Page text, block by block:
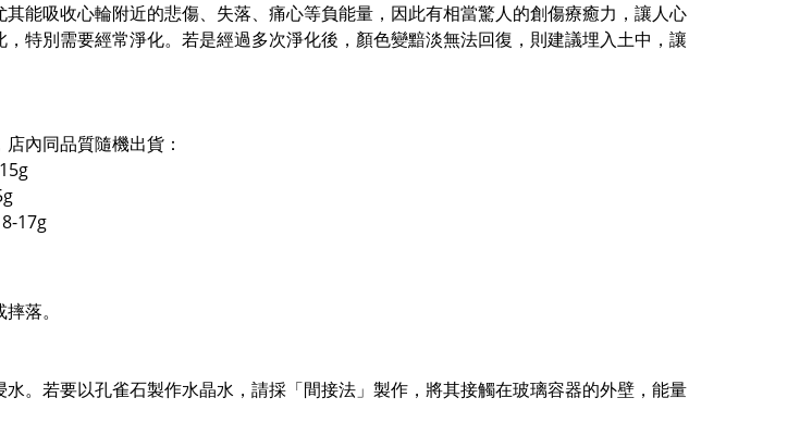
能吸收心輪附近的悲傷、失落、痛心等負能量，因此有相當驚人的創傷療癒力，讓人心
，特別需要經常淨化。若是經過多次淨化後，顏色變黯淡無法回復，則建議埋入土中，讓
店內同品質隨機出貨 ：
17g
落。
。若要以孔雀石製作水晶水，請採「間接法」製作，將其接觸在玻璃容器的外壁，能量